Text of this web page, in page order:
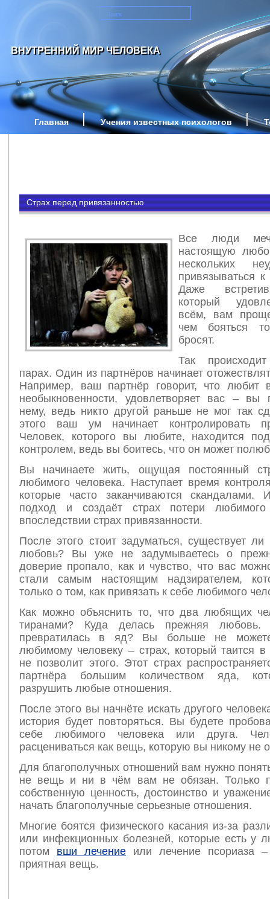
ВНУТРЕННИЙ МИР ЧЕЛОВЕКА
Главная Учения известных психологов
Страх перед привязанностью
Все люди
настоящую
нескольких
привязываться
Даже
который
всём, вам
чем бояться
бросят.
Так
парах. Один из партнёров начинает
Например, ваш партнёр говорит, что любит
необыкновенности, удовлетворяет вас – вы
нему, ведь никто другой раньше не мог так
этого ваш ум начинает контролировать
Человек, которого вы любите, находится
контролем, ведь вы боитесь, что он может
Вы начинаете жить, ощущая постоянный
любимого человека. Наступает время
которые часто заканчиваются скандалами.
подход и создаёт страх потери
впоследствии страх привязанности.
После этого стоит задуматься, существует
любовь? Вы уже не задумываетесь о
доверие пропало, как и чувство, что вас
стали самым настоящим надзирателем,
только о том, как привязать к себе любимого
Как можно объяснить то, что два любящих
тиранами? Куда делась прежняя
превратилась в яд? Вы больше не можете
любимому человеку – страх, который таится в
не позволит этого. Этот страх
партнёра большим количеством яда,
разрушить любые отношения.
После этого вы начнёте искать другого
история будет повторяться. Вы будете
себе любимого человека или друга.
расцениваться как вещь, которую вы никому не
Для благополучных отношений вам нужно
не вещь и ни в чём вам не обязан. Только
собственную ценность, достоинство и
начать благополучные серьезные отношения.
Многие боятся физического касания из-за
или инфекционных болезней, которые есть у
потом вши лечение или лечение псориаза
приятная вещь.